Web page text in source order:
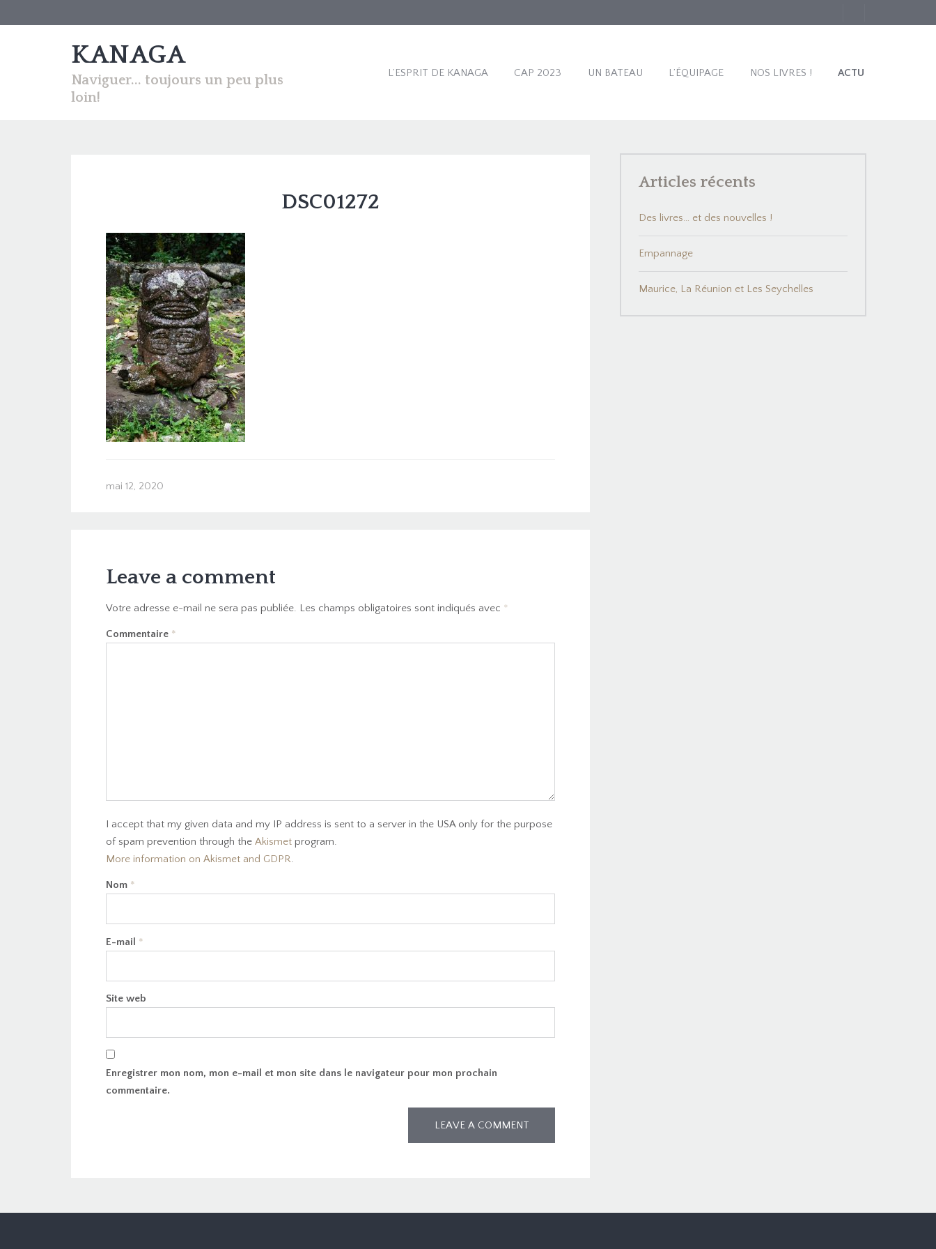
KANAGA
Naviguer... toujours un peu plus
loin!
L’ESPRIT DE KANAGA CAP 2023 UN BATEAU L’ÉQUIPAGE NOS LIVRES ! ACTU
DSC01272
mai 12, 2020
Leave a comment
Votre adresse e-mail ne sera pas publiée. Les champs obligatoires sont indiqués avec *
Commentaire *
I accept that my given data and my IP address is sent to a server in the USA only for the purpose
of spam prevention through the Akismet program.
More information on Akismet and GDPR.
Nom *
E-mail *
Site web
Enregistrer mon nom, mon e-mail et mon site dans le navigateur pour mon prochain
commentaire.
Articles récents
Des livres… et des nouvelles !
Empannage
Maurice, La Réunion et Les Seychelles